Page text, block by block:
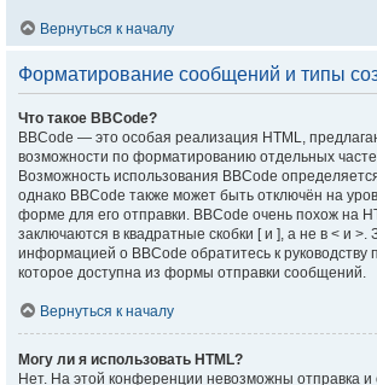
Вернуться к началу
Форматирование сообщений и типы
Что такое BBCode?
BBCode — это особая реализация HTML,
возможности по форматированию отдельных
Возможность использования BBCode
однако BBCode также может быть отключён на
форме для его отправки. BBCode очень похож на
заключаются в квадратные скобки [ и ], а не в < и >.
информацией о BBCode обратитесь к руководству
которое доступна из формы отправки сообщений.
Вернуться к началу
Могу ли я использовать HTML?
Нет. На этой конференции невозможны отправка и